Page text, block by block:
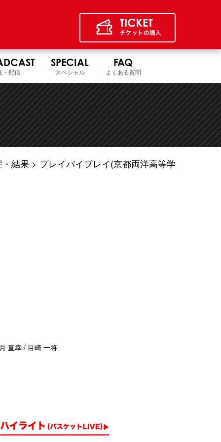
・配信
SPECIAL
スペシャル
FAQ
よくある質問
・結果
プレイバイプレイ(京都両洋高等学
直幸 / 目崎 一将